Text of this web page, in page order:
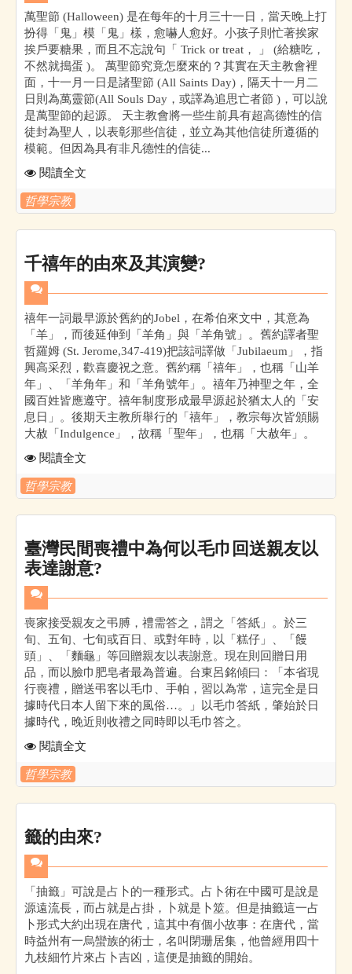
萬聖節 (Halloween) 是在每年的十月三十一日，當天晚上打
扮得「鬼」模「鬼」樣，愈嚇人愈好。小孩子則忙著挨家
挨戶要糖果，而且不忘說句「 Trick or treat， 」 (給糖吃，
不然就搗蛋 )。 萬聖節究竟怎麼來的？其實在天主教會裡
面，十一月一日是諸聖節 (All Saints Day)，隔天十一月二
日則為萬靈節(All Souls Day，或譯為追思亡者節 )，可以說
是萬聖節的起源。 天主教會將一些生前具有超高德性的信
徒封為聖人，以表彰那些信徒，並立為其他信徒所遵循的
模範。但因為具有非凡德性的信徒...
閱讀全文
哲學宗教
千禧年的由來及其演變?
禧年一詞最早源於舊約的Jobel，在希伯來文中，其意為
「羊」，而後延伸到「羊角」與「羊角號」。舊約譯者聖
哲羅姆 (St. Jerome,347-419)把該詞譯做「Jubilaeum」，指
興高采烈，歡喜慶祝之意。舊約稱「禧年」，也稱「山羊
年」、「羊角年」和「羊角號年」。禧年乃神聖之年，全
國百姓皆應遵守。禧年制度形成最早源起於猶太人的「安
息日」。後期天主教所舉行的「禧年」，教宗每次皆頒賜
大赦「Indulgence」，故稱「聖年」，也稱「大赦年」。
閱讀全文
哲學宗教
臺灣民間喪禮中為何以毛巾回送親友以
表達謝意?
喪家接受親友之弔膊，禮需答之，謂之「答紙」。於三
旬、五旬、七旬或百日、或對年時，以「糕仔」、「饅
頭」、「麵龜」等回贈親友以表謝意。現在則回贈日用
品，而以臉巾肥皂者最為普遍。台東呂銘傾曰：「本省現
行喪禮，贈送弔客以毛巾、手帕，習以為常，這完全是日
據時代日本人留下來的風俗…。」以毛巾答紙，肇始於日
據時代，晚近則收禮之同時即以毛巾答之。
閱讀全文
哲學宗教
籤的由來?
「抽籤」可說是占卜的一種形式。占卜術在中國可是說是
源遠流長，而占就是占掛，卜就是卜筮。但是抽籤這一占
卜形式大約出現在唐代，這其中有個小故事：在唐代，當
時益州有一烏蠻族的術士，名叫閉珊居集，他曾經用四十
九枝細竹片來占卜吉凶，這便是抽籤的開始。